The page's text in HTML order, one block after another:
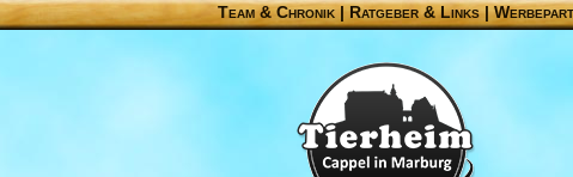
Team & Chronik |Ratgeber & Links|